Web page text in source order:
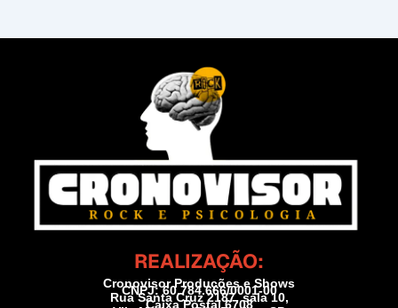
REALIZAÇÃO:
Cronovisor Produções e Shows
CNPJ: 60.784.666/0001-00
Rua Santa Cruz 2187, sala 10,
Caixa Postal 6708